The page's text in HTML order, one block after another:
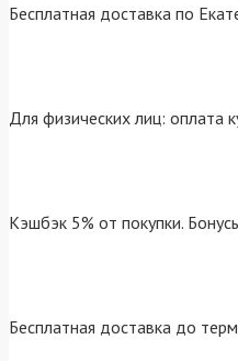
Бесплатная доставка по
Для физических лиц: оплата
Кэшбэк 5% от покупки.
Бесплатная доставка до